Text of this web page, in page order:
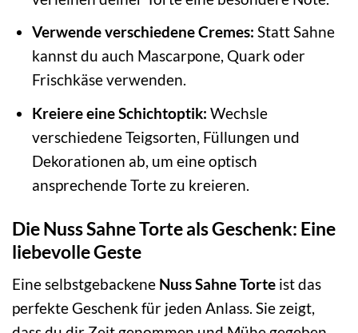
Verwende verschiedene Cremes: Statt Sahne
kannst du auch Mascarpone, Quark oder
Frischkäse verwenden.
Kreiere eine Schichtoptik: Wechsle
verschiedene Teigsorten, Füllungen und
Dekorationen ab, um eine optisch
ansprechende Torte zu kreieren.
Die Nuss Sahne Torte als Geschenk: Eine
liebevolle Geste
Eine selbstgebackene Nuss Sahne Torte ist das
perfekte Geschenk für jeden Anlass. Sie zeigt,